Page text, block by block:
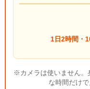
1日2時間・
※カメラは使いません。
な時間だけ